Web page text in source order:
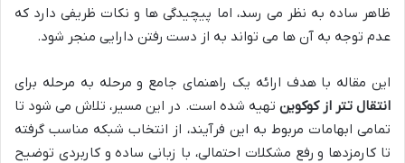
ظاهر ساده به نظر می رسد، اما پیچیدگی ها و نکات ظریفی دارد که
عدم توجه به آن ها می تواند به از دست رفتن دارایی منجر شود.
این مقاله با هدف ارائه یک راهنمای جامع و مرحله به مرحله برای
انتقال تتر از کوکوین تهیه شده است. در این مسیر، تلاش می شود تا
تمامی ابهامات مربوط به این فرآیند، از انتخاب شبکه مناسب گرفته
تا کارمزدها و رفع مشکلات احتمالی، با زبانی ساده و کاربردی توضیح